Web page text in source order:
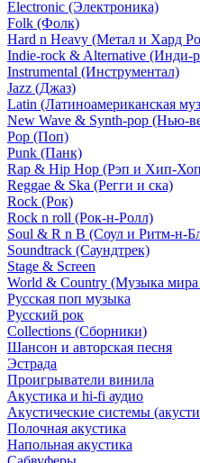
Electronic (Электроника)
Folk (Фолк)
Hard n Heavy (Метал и Хард
Indie-rock & Alternative (Инди-
Instrumental (Инструментал)
Jazz (Джаз)
Latin (Латиноамериканская
New Wave & Synth-pop (Нью-
Pop (Поп)
Punk (Панк)
Rap & Hip Hop (Рэп и Хип-
Reggae & Ska (Регги и ска)
Rock (Рок)
Rock n roll (Рок-н-Ролл)
Soul & R n B (Соул и Ритм-н-
Soundtrack (Саундтрек)
Stage & Screen
World & Country (Музыка
Русская поп музыка
Русский рок
Сollections (Сборники)
Шансон и авторская песня
Эстрада
Проигрыватели винила
Акустика и hi-fi аудио
Акустические системы
Полочная акустика
Напольная акустика